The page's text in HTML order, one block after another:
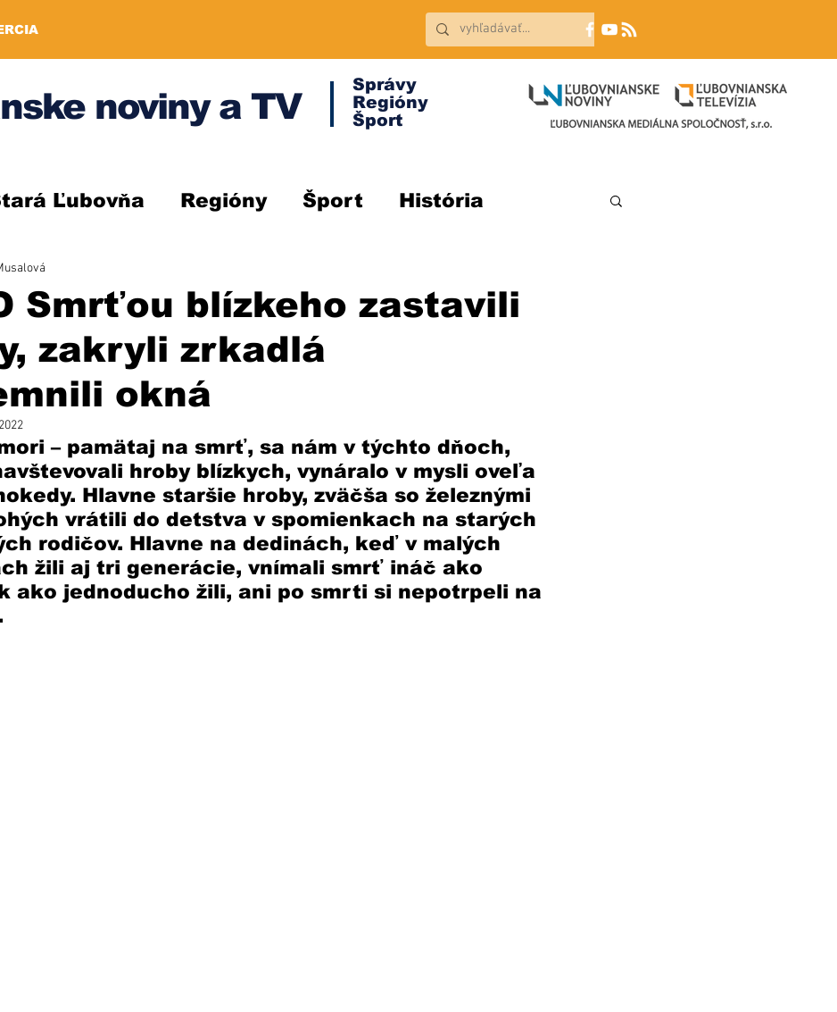
noviny a TV
Správy
Regióny
Šport
Ľubovňa Regióny Šport História
Smrťou blízkeho zastavili
zakryli zrkadlá
okná
– pamätaj na smrť, sa nám v týchto dňoch,
hroby blízkych, vynáralo v mysli oveľa
Hlavne staršie hroby, zväčša so železnými
vrátili do detstva v spomienkach na starých
rodičov. Hlavne na dedinách, keď v malých
žili aj tri generácie, vnímali smrť ináč ako
ako jednoducho žili, ani po smrti si nepotrpeli na